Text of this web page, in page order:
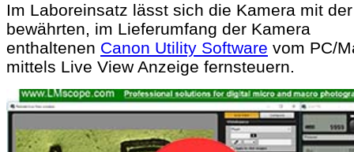
Im Laboreinsatz lässt sich die Kamera mit der
bewährten, im Lieferumfang der Kamera
enthaltenen Canon Utility Software vom PC/
mittels Live View Anzeige fernsteuern.